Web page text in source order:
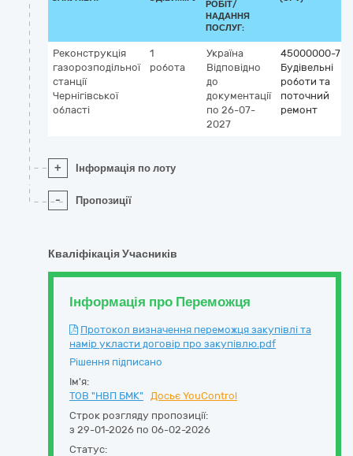
РОБІТ/
НАДАННЯ
ПОСЛУГ:
Реконструкція
газорозподільної
станції
Чернігівської
області
1
робота
Україна
Відповідно
до
документації
по 26-07-
2027
45000000-7
Будівельні
роботи та
поточний
ремонт
+ Інформація по лоту
- Пропозиції
Кваліфікація Учасників
Інформація про Переможця
Протокол визначення переможця закупівлі та
намір укласти договір про закупівлю.pdf
Рішення підписано
Ім'я:
ТОВ "НВП БМК"
Досьє YouControl
Строк розгляду пропозиції:
з 29-01-2026 по 06-02-2026
Статус: